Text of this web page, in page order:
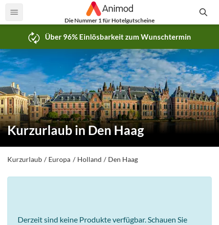
Die Nummer 1 für Hotelgutscheine
Über 96% Einlösbarkeit zum Wunschtermin
Kurzurlaub in Den Haag
Kurzurlaub Europa Holland Den Haag
Derzeit sind keine Produkte verfügbar. Schauen Sie